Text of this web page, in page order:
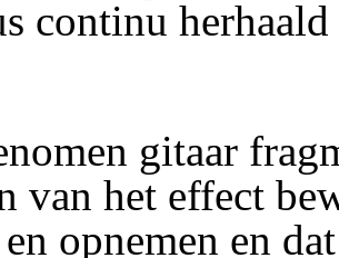
continu
gitaar
van het effect
opnemen en